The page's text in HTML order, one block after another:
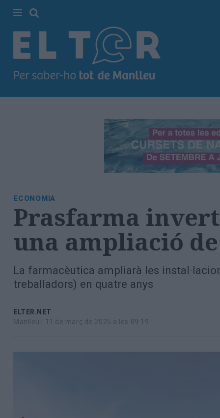
Manlleu
Totes
notícies
ECONOMIA
Prasfarma
una ampliació
La farmacèutica ampliarà les
treballadors) en quatre anys
ELTER.NET
Manlleu |
11 de març de 2025 a les 09:19